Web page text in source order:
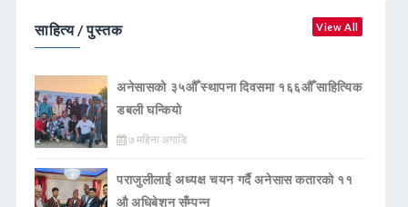
साहित्य / पुस्तक View All
अनेसासको ३५औँ स्थापना दिवसमा १६६औँ साहित्यिक
डबली घन्कियाे
७ महिना अगाडि
पराजुलीलाई अध्यक्ष चयन गर्दै अनेसास कतारको ११
औ अधिबेशन सँम्पन्न